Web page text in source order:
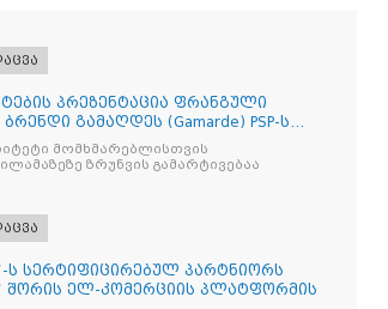
პრეზენტაცია ფრანგული
გამაღდეს (Gamarde) PSP-ს
მომხმარებლისთვის
ზრუნვის გამარტივებაა
ს სერტიფიცირებულ პარტნიორს
შორის ელ-კომერციის პლატფორმის